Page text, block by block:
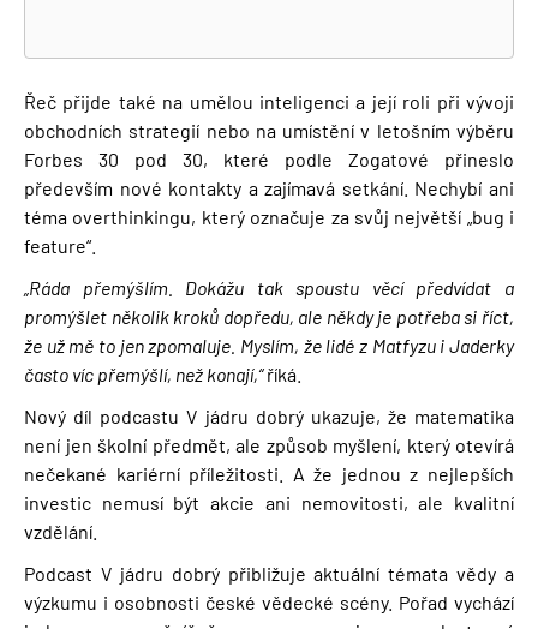
Řeč přijde také na umělou inteligenci a její roli při vývoji
obchodních strategií nebo na umístění v letošním výběru
Forbes 30 pod 30, které podle Zogatové přineslo
především nové kontakty a zajímavá setkání. Nechybí ani
téma overthinkingu, který označuje za svůj největší „bug i
feature“.
„Ráda přemýšlím. Dokážu tak spoustu věcí předvídat a
promýšlet několik kroků dopředu, ale někdy je potřeba si říct,
že už mě to jen zpomaluje. Myslím, že lidé z Matfyzu i Jaderky
často víc přemýšlí, než konají,“říká.
Nový díl podcastu V jádru dobrý ukazuje, že matematika
není jen školní předmět, ale způsob myšlení, který otevírá
nečekané kariérní příležitosti. A že jednou z nejlepších
investic nemusí být akcie ani nemovitosti, ale kvalitní
vzdělání.
Podcast V jádru dobrý přibližuje aktuální témata vědy a
výzkumu i osobnosti české vědecké scény. Pořad vychází